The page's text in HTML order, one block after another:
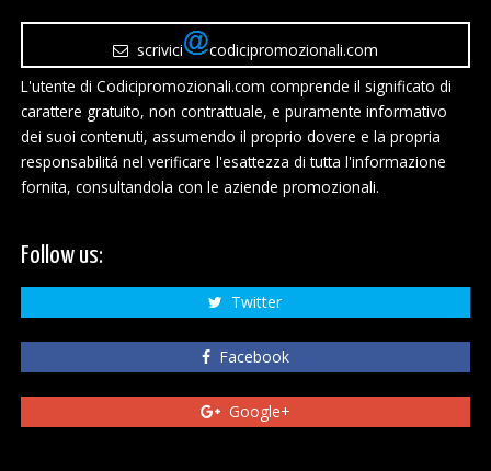
scrivici
codicipromozionali.com
L'utente di Codicipromozionali.com comprende il significato di
carattere gratuito, non contrattuale, e puramente informativo
dei suoi contenuti, assumendo il proprio dovere e la propria
responsabilitá nel verificare l'esattezza di tutta l'informazione
fornita, consultandola con le aziende promozionali.
Follow us:
Twitter
Facebook
Google+